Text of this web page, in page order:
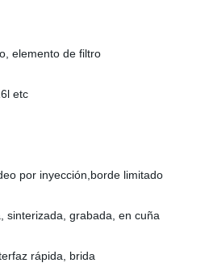
elemento de filtro
etc
por inyección,borde limitado
sinterizada, grabada, en cuña
rápida, brida